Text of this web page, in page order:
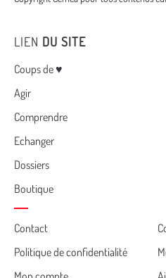
LIEN DU SITE
Menu
Coups de ♥
Agir
Comprendre
Echanger
Dossiers
Boutique
Cemea
footer
Contact
Politique de confidentialité